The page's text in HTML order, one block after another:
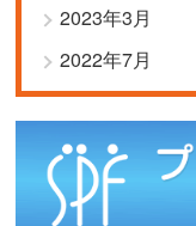
2023年3月
2022年7月